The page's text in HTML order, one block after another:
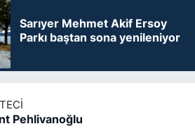
Sarıyer Mehmet Akif Ersoy
Parkı baştan sona yenileniyor
Pehlivanoğlu